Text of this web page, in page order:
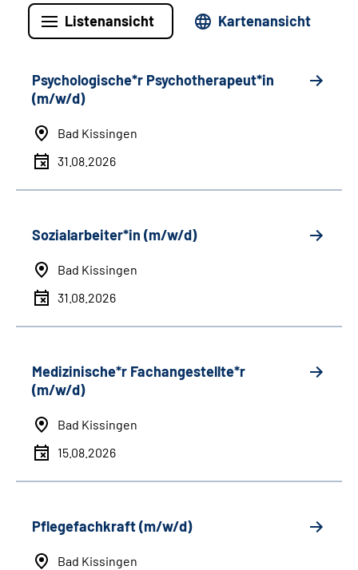
Listenansicht Kartenansicht
Psychologische*r Psychotherapeut*in
(m/w/d)
Bad Kissingen
31.08.2026
Sozialarbeiter*in (m/w/d)
Bad Kissingen
31.08.2026
Medizinische*r Fachangestellte*r
(m/w/d)
Bad Kissingen
15.08.2026
Pflegefachkraft (m/w/d)
Bad Kissingen